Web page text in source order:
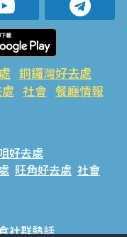
銅鑼灣好去處
社會 餐廳情報
好去處
旺角好去處 社會
社群熱話